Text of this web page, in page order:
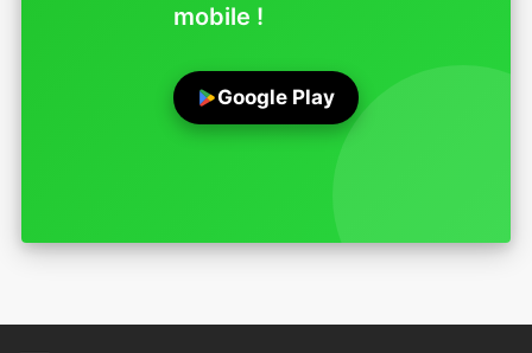
mobile !
Google Play